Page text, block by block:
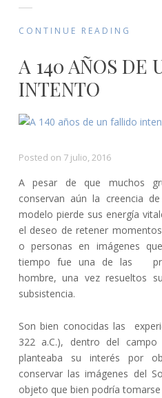
CONTINUE READING
A 140 AÑOS DE
INTENTO
Posted on 7 julio, 2016
A pesar de que muchos
conservan aún la creencia
modelo pierde sus energía
el deseo de retener
o personas en imágenes
tiempo fue una de las
hombre, una vez resueltos
subsistencia.
Son bien conocidas las
322 a.C.), dentro del
planteaba su interés por
conservar las imágenes del
objeto que bien podría